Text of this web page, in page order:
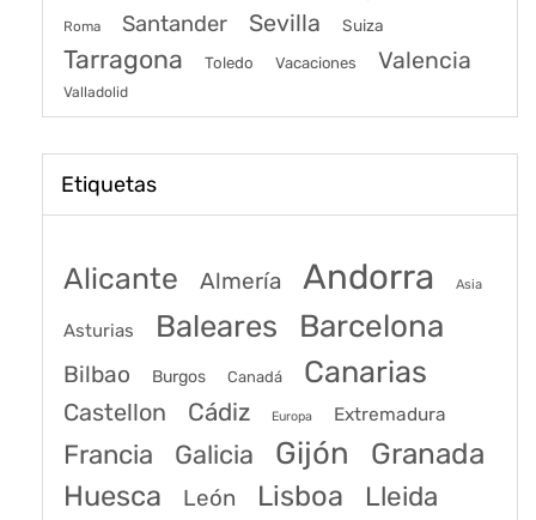
Roma Santander Sevilla Suiza
Tarragona Toledo Vacaciones Valencia
Valladolid
Etiquetas
Alicante Almería Andorra Asia
Asturias Baleares Barcelona
Bilbao Burgos Canadá Canarias
Castellon Cádiz Europa Extremadura
Francia Galicia Gijón Granada
Huesca León Lisboa Lleida